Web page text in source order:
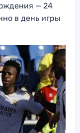
— 24
в день игры